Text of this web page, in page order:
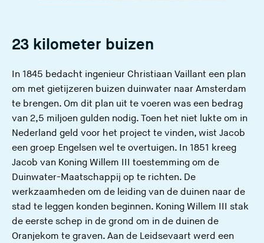
23 kilometer buizen
In 1845 bedacht ingenieur Christiaan Vaillant een plan
om met gietijzeren buizen duinwater naar Amsterdam
te brengen. Om dit plan uit te voeren was een bedrag
van 2,5 miljoen gulden nodig. Toen het niet lukte om in
Nederland geld voor het project te vinden, wist Jacob
een groep Engelsen wel te overtuigen. In 1851 kreeg
Jacob van Koning Willem III toestemming om de
Duinwater-Maatschappij op te richten. De
werkzaamheden om de leiding van de duinen naar de
stad te leggen konden beginnen. Koning Willem III stak
de eerste schep in de grond om in de duinen de
Oranjekom te graven. Aan de Leidsevaart werd een